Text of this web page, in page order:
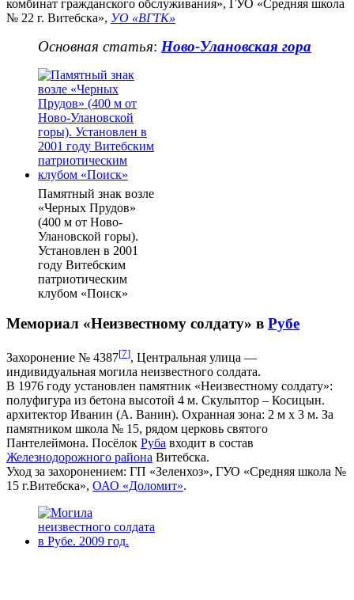
комбинат гражданского обслуживания», ГУО «Средняя школа
№ 22 г. Витебска», УО «ВГТК»
Основная статья: Ново-Улановская гора
Памятный знак возле
«Черных Прудов»
(400 м от Ново-
Улановской горы).
Установлен в 2001
году Витебским
патриотическим
клубом «Поиск»
Мемориал «Неизвестному солдату» в Рубе
Захоронение № 4387[7], Центральная улица —
индивидуальная могила неизвестного солдата.
В 1976 году установлен памятник «Неизвестному солдату»:
полуфигура из бетона высотой 4 м. Скульптор – Косицын.
архитектор Иванин (А. Ванин). Охранная зона: 2 м х 3 м. За
памятником школа № 15, рядом церковь святого
Пантелеймона. Посёлок Руба входит в состав
Железнодорожного района Витебска.
Уход за захоронением: ГП «Зеленхоз», ГУО «Средняя школа №
15 г.Витебска», ОАО «Доломит».